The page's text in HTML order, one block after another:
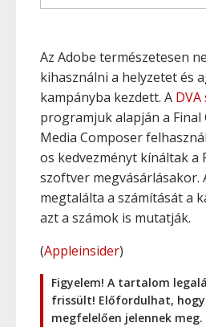
Az Adobe természetesen
kihasználni a helyzetet és
kampányba kezdett. A
programjuk alapján a Final
Media Composer
os kedvezményt kínáltak a
szoftver megvásárlásakor.
megtalálta a számítását a
azt a számok is mutatják.
(Appleinsider)
Figyelem! A tartalom
frissült! Előfordulhat, hogy
megfelelően jelennek meg.